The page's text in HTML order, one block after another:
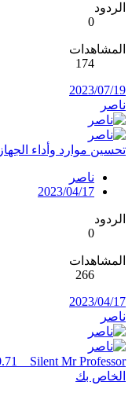
الردود
0
المشاهدات
174
2023/07/19
ناصر
تحسين موارد وأداء الجهاز Optimizer 15.0
ناصر
2023/04/17
الردود
0
المشاهدات
266
2023/04/17
ناصر
الخاص بك